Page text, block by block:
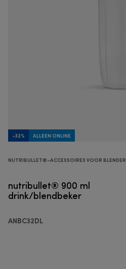
-32% ALLEEN ONLINE
NUTRIBULLET®-ACCESSOIRES VOOR BLENDER
nutribullet® 900 ml
drink/blendbeker
ANBC32DL